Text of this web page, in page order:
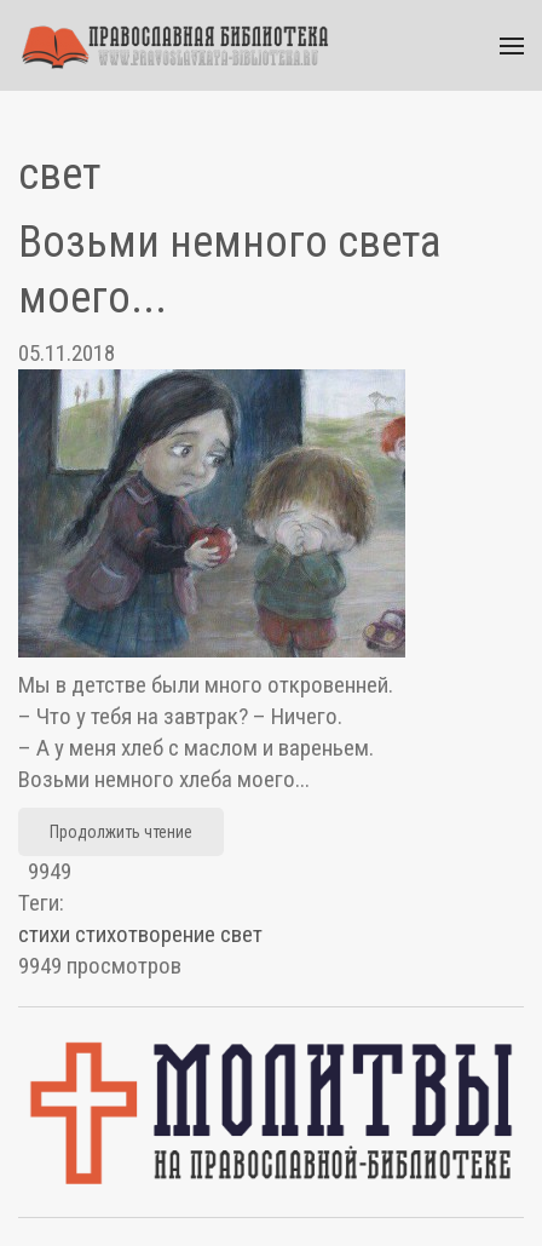
свет
Возьми немного света
моего...
05.11.2018
Мы в детстве были много откровенней.
– Что у тебя на завтрак? – Ничего.
– А у меня хлеб с маслом и вареньем.
Возьми немного хлеба моего...
Продолжить чтение
9949
Теги:
стихи стихотворение свет
9949 просмотров